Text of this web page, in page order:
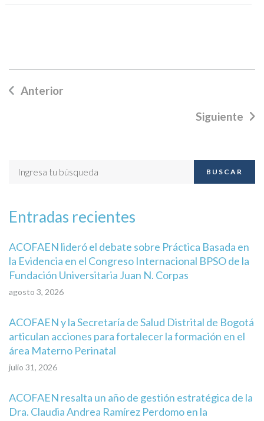
Anterior
Siguiente
BUSCAR
Entradas recientes
ACOFAEN lideró el debate sobre Práctica Basada en
la Evidencia en el Congreso Internacional BPSO de la
Fundación Universitaria Juan N. Corpas
agosto 3, 2026
ACOFAEN y la Secretaría de Salud Distrital de Bogotá
articulan acciones para fortalecer la formación en el
área Materno Perinatal
julio 31, 2026
ACOFAEN resalta un año de gestión estratégica de la
Dra. Claudia Andrea Ramírez Perdomo en la